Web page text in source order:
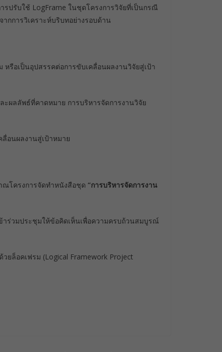
ปรับใช้ LogFrame ในชุดโครงการวิจัยที่เป็นกรณี
กการวิเคราะห์บริบทอย่างรอบด้าน
หรือเป็นอุปสรรคต่อการขับเคลื่อนผลงานวิจัยสู่เป้า
ผลลัพธ์ที่คาดหมาย การบริหารจัดการงานวิจัย
อนผลงานสู่เป้าหมาย
โครงการจัดทำหนังสือชุด “การบริหารจัดการงาน
ร่วมประชุมให้ข้อคิดเห็นเพื่อความครบถ้วนสมบูรณ์
ล็อคเฟรม (Logical Framework Project